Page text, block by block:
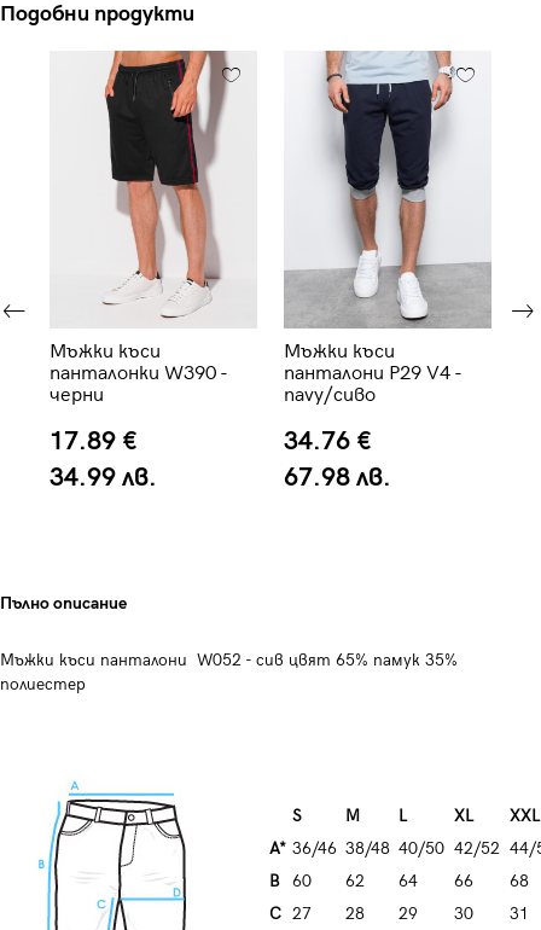
Подобни продукти
Мъжки къси
панталонки W390 -
черни
17.89 €
34.99 лв.
Мъжки къси
панталони P29 V4 -
navy/сиво
34.76 €
67.98 лв.
Пълно описание
Мъжки къси панталони W052 - сив цвят 65% памук 35%
полиестер
S M L XL
XXL
A* 36/46 38/48 40/50 42/52 44/
B 60 62 64 66
68
C 27 28 29 30
31